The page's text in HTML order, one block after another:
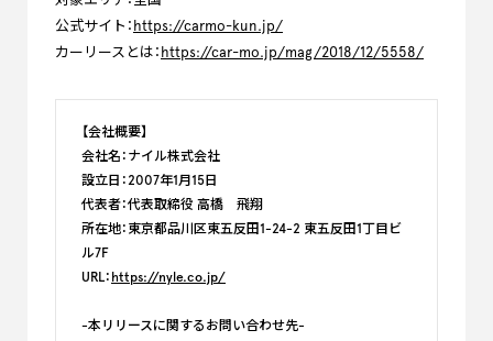
公式サイト： https://carmo-kun.jp/
カーリースとは： https://car-mo.jp/mag/2018/12/5558/
【会社概要】
会社名：ナイル株式会社
設立日：2007年1月15日
代表者：代表取締役 高橋 飛翔
所在地：東京都品川区東五反田1-24-2 東五反田1丁目ビ
ル7F
URL： https://nyle.co.jp/
-本リリースに関するお問い合わせ先-